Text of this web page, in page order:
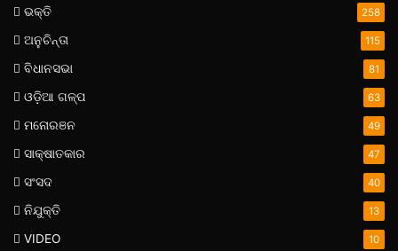
ଭକ୍ତି 258
ଅନୁଚିନ୍ତା 115
ବିଧାନସଭା 81
ଓଡ଼ିଆ ଗଳ୍ପ 63
ମନୋରଞନ 49
ସାକ୍ଷାତକାର 47
ସଂସଦ 40
ନିଯୁକ୍ତି 13
VIDEO 10